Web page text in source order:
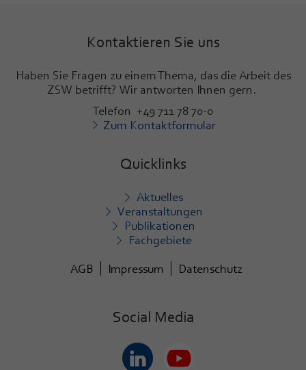
Kontaktieren Sie uns
Haben Sie Fragen zu einem Thema, das die Arbeit des
ZSW betrifft? Wir antworten Ihnen gern.
Telefon +49 711 78 70-0
Zum Kontaktformular
Quicklinks
Aktuelles
Veranstaltungen
Publikationen
Fachgebiete
AGB
Impressum Datenschutz
Social Media